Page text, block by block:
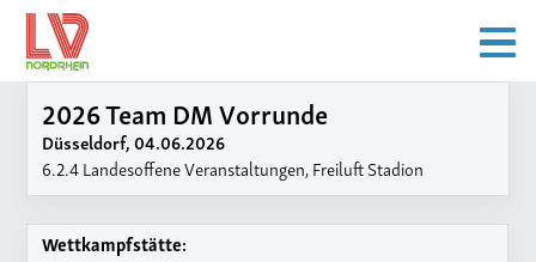
2026 Team DM Vorrunde
Düsseldorf, 04.06.2026
6.2.4 Landesoffene Veranstaltungen, Freiluft Stadion
Wettkampfstätte: